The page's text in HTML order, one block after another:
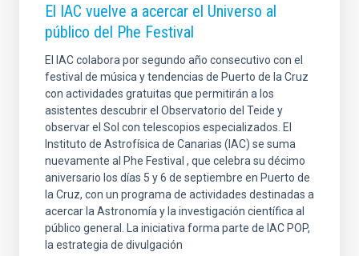
El IAC vuelve a acercar el Universo al
público del Phe Festival
El IAC colabora por segundo año consecutivo con el
festival de música y tendencias de Puerto de la Cruz
con actividades gratuitas que permitirán a los
asistentes descubrir el Observatorio del Teide y
observar el Sol con telescopios especializados. El
Instituto de Astrofísica de Canarias (IAC) se suma
nuevamente al Phe Festival , que celebra su décimo
aniversario los días 5 y 6 de septiembre en Puerto de
la Cruz, con un programa de actividades destinadas a
acercar la Astronomía y la investigación científica al
público general. La iniciativa forma parte de IAC POP,
la estrategia de divulgación